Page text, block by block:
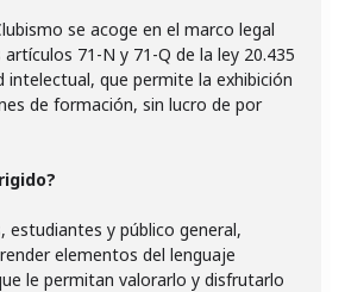
se acoge en el marco legal
71-N y 71-Q de la ley 20.435
intelectual, que permite la exhibición
de formación, sin lucro de por
estudiantes y público general,
elementos del lenguaje
le permitan valorarlo y disfrutarlo